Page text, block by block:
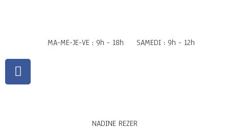
MA-ME-JE-VE : 9h - 18h SAMEDI : 9h - 12h
NADINE REZER